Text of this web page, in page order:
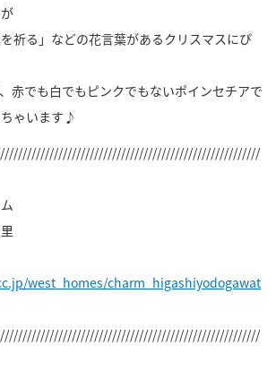
を祈る」などの花言葉があるクリスマスにぴ
赤でも白でもピンクでもないポインセチアで
ゃいます♪
west_homes/charm_higashiyodogawat